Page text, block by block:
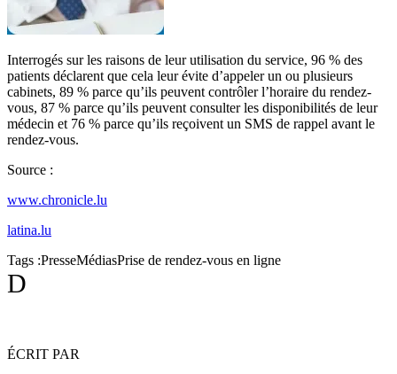
Interrogés sur les raisons de leur utilisation du service, 96 % des
patients déclarent que cela leur évite d’appeler un ou plusieurs
cabinets, 89 % parce qu’ils peuvent contrôler l’horaire du rendez-
vous, 87 % parce qu’ils peuvent consulter les disponibilités de leur
médecin et 76 % parce qu’ils reçoivent un SMS de rappel avant le
rendez-vous.
Source :
www.chronicle.lu
latina.lu
Tags :PresseMédiasPrise de rendez-vous en ligne
D
ÉCRIT PAR